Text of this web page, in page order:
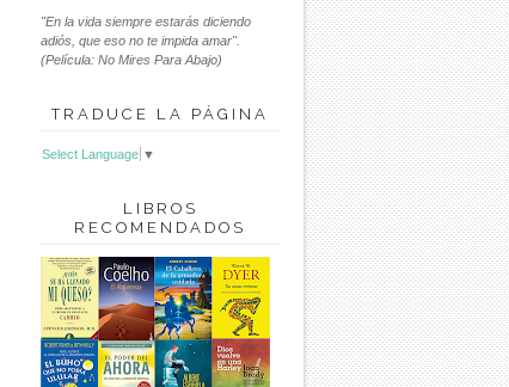
"En la vida siempre estarás diciendo
adiós, que eso no te impida amar".
(Película: No Mires Para Abajo)
TRADUCE LA PÁGINA
Select Language ▼
LIBROS
RECOMENDADOS